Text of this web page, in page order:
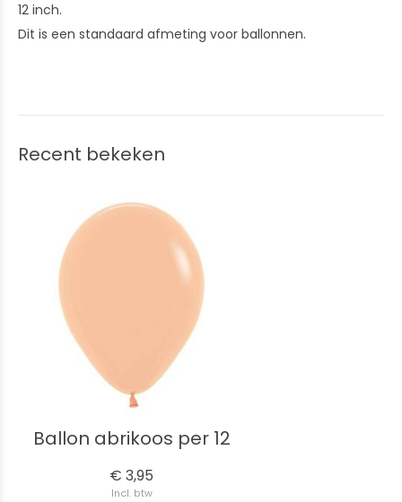
12 inch.
Dit is een standaard afmeting voor ballonnen.
Recent bekeken
Ballon abrikoos per 12
€ 3,95
Incl. btw